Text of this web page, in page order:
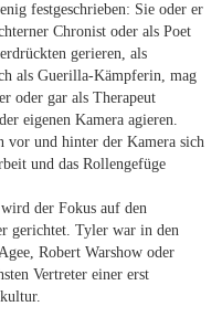
festgeschrieben: Sie oder er
Chronist oder als Poet
gerieren, als
als Guerilla-Kämpferin, mag
oder gar als Therapeut
eigenen Kamera agieren.
vor und hinter der Kamera sich
und das Rollengefüge
der Fokus auf den
gerichtet. Tyler war in den
Robert Warshow oder
Vertreter einer erst